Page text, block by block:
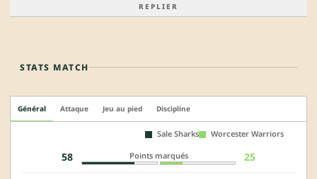
REPLIER
STATS MATCH
Général Attaque Jeu au pied Discipline
Sale Sharks Worcester Warriors
58 Points marqués 25